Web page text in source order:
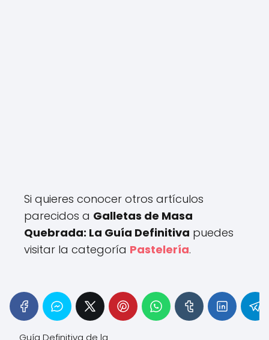
Si quieres conocer otros artículos
parecidos a Galletas de Masa
Quebrada: La Guía Definitiva puedes
visitar la categoría Pastelería.
Guía Definitiva de la